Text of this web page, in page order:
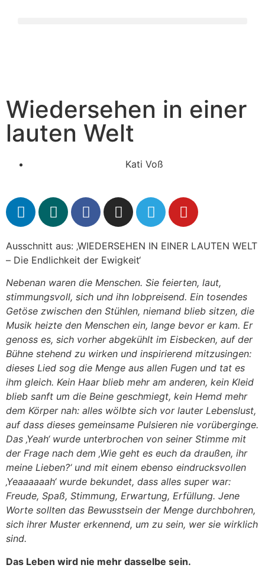
Wiedersehen in einer
lauten Welt
Kati Voß
Ausschnitt aus: ‚WIEDERSEHEN IN EINER LAUTEN WELT
– Die Endlichkeit der Ewigkeit‘
Nebenan waren die Menschen. Sie feierten, laut,
stimmungsvoll, sich und ihn lobpreisend. Ein tosendes
Getöse zwischen den Stühlen, niemand blieb sitzen, die
Musik heizte den Menschen ein, lange bevor er kam. Er
genoss es, sich vorher abgekühlt im Eisbecken, auf der
Bühne stehend zu wirken und inspirierend mitzusingen:
dieses Lied sog die Menge aus allen Fugen und tat es
ihm gleich. Kein Haar blieb mehr am anderen, kein Kleid
blieb sanft um die Beine geschmiegt, kein Hemd mehr
dem Körper nah: alles wölbte sich vor lauter Lebenslust,
auf dass dieses gemeinsame Pulsieren nie vorüberginge.
Das ‚Yeah‘ wurde unterbrochen von seiner Stimme mit
der Frage nach dem ‚Wie geht es euch da draußen, ihr
meine Lieben?‘ und mit einem ebenso eindrucksvollen
‚Yeaaaaaah‘ wurde bekundet, dass alles super war:
Freude, Spaß, Stimmung, Erwartung, Erfüllung. Jene
Worte sollten das Bewusstsein der Menge durchbohren,
sich ihrer Muster erkennend, um zu sein, wer sie wirklich
sind.
Das Leben wird nie mehr dasselbe sein.